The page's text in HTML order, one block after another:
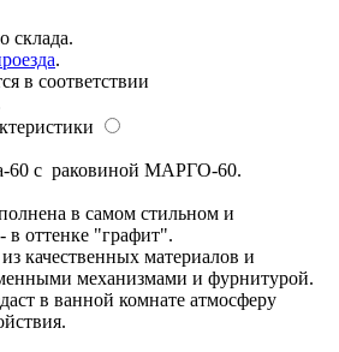
склада.
.
в соответствии
60 с раковиной МАРГО-60.
в самом стильном и
в оттенке "графит".
качественных материалов и
механизмами и фурнитурой.
в ванной комнате атмосферу